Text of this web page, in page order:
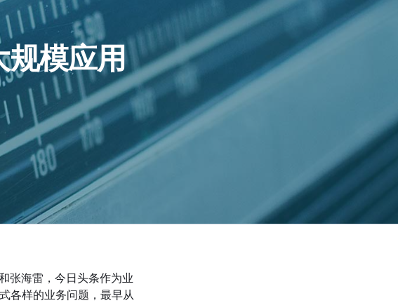
规模应用
张海雷，今日头条作为业
各样的业务问题，最早从